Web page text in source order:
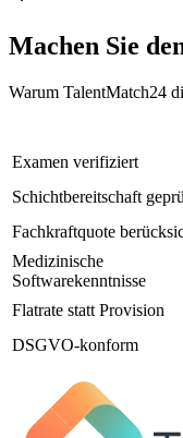
Machen Sie
Warum TalentMatch24
Examen verifiziert
Schichtbereitschaft
Fachkraftquote
Medizinische
Softwarekenntnisse
Flatrate statt Provision
DSGVO-konform